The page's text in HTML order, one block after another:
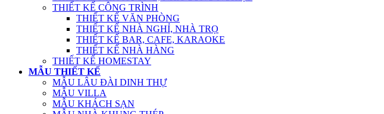
THIẾT KẾ CÔNG TRÌNH
THIẾT KẾ VĂN PHÒNG
THIẾT KẾ NHÀ NGHỈ, NHÀ TRỌ
THIẾT KẾ BAR, CAFE, KARAOKE
THIẾT KẾ NHÀ HÀNG
THIẾT KẾ HOMESTAY
MẪU THIẾT KẾ
MẪU LÂU ĐÀI DINH THỰ
MẪU VILLA
MẪU KHÁCH SẠN